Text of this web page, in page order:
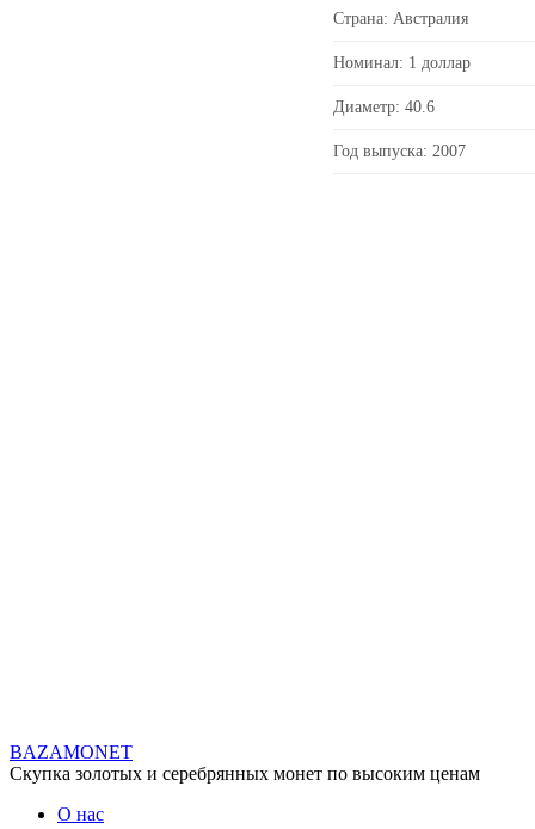
Страна: Австралия
Номинал: 1 доллар
Диаметр: 40.6
Год выпуска: 2007
BAZAMONET
Скупка золотых и серебрянных монет по высоким ценам
О нас